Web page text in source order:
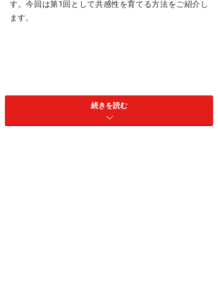
す。今回は第1回として共感性を育てる方法をご紹介し
ます。
続きを読む